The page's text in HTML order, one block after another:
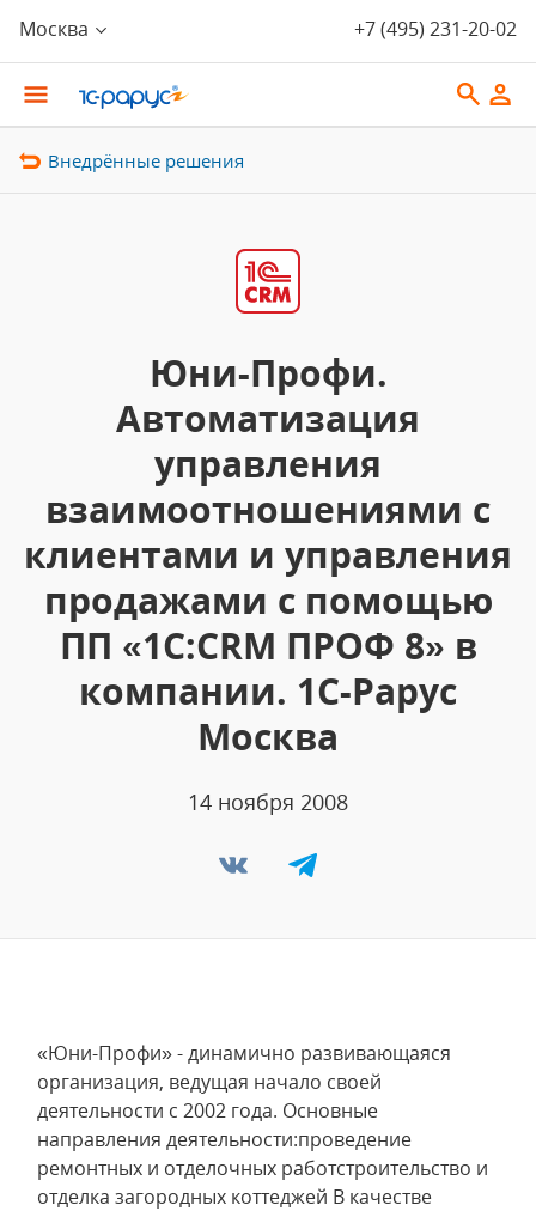
Москва +7 (495) 231-20-02
Внедрённые решения
Юни-Профи.
Автоматизация
управления
взаимоотношениями с
клиентами и управления
продажами с помощью
ПП «1С:CRM ПРОФ 8» в
компании. 1С-Рарус
Москва
14 ноября 2008
«Юни-Профи» - динамично развивающаяся
организация, ведущая начало своей
деятельности с 2002 года. Основные
направления деятельности:проведение
ремонтных и отделочных работстроительство и
отделка загородных коттеджей В качестве